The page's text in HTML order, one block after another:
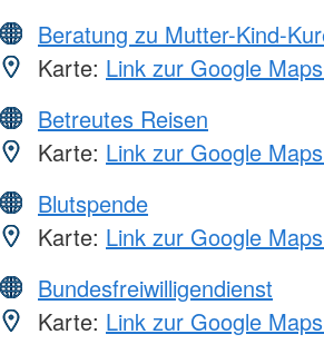
Beratung zu Mutter-Kind-
Karte: Link zur Google
Betreutes Reisen
Karte: Link zur Google
Blutspende
Karte: Link zur Google
Bundesfreiwilligendienst
Karte: Link zur Google